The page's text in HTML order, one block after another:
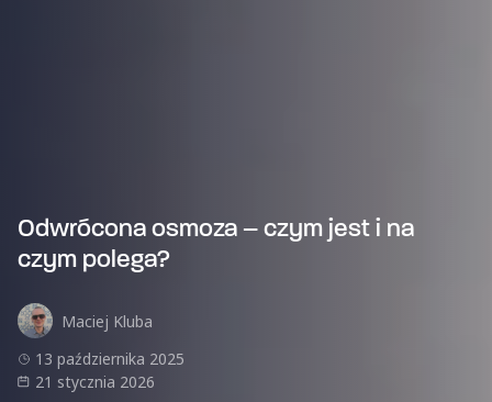
Odwrócona osmoza – czym jest i na
czym polega?
Maciej Kluba
13 października 2025
21 stycznia 2026